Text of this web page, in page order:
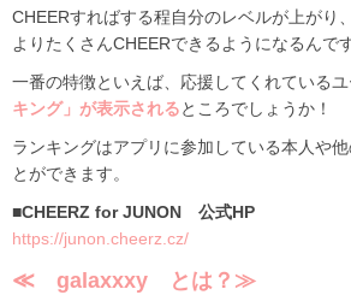
CHEERすればする程自分のレベルが上がり、
よりたくさんCHEERできるようになるんで
一番の特徴といえば、応援してくれている
キング」が表示されるところでしょうか！
ランキングはアプリに参加している本人や
とができます。
■CHEERZ for JUNON 公式HP
https://junon.cheerz.cz/
≪ galaxxxy とは？≫